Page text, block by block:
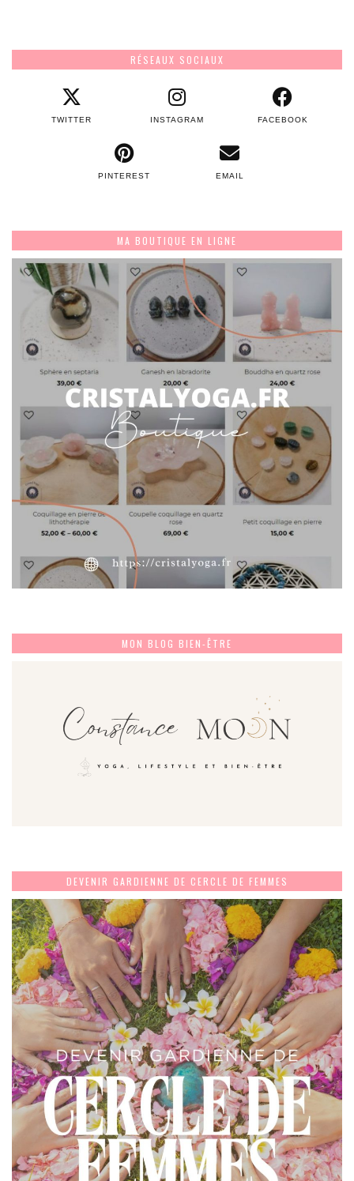
RÉSEAUX SOCIAUX
TWITTER INSTAGRAM FACEBOOK
PINTEREST EMAIL
MA BOUTIQUE EN LIGNE
MON BLOG BIEN-ÊTRE
DEVENIR GARDIENNE DE CERCLE DE FEMMES